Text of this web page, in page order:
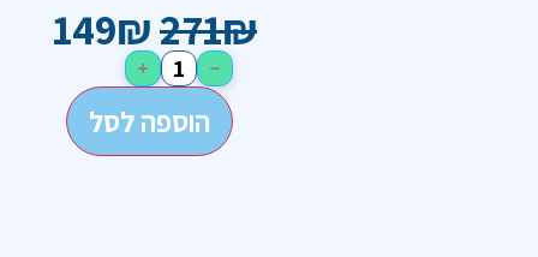
271₪
149₪
−
+
הוספה לסל